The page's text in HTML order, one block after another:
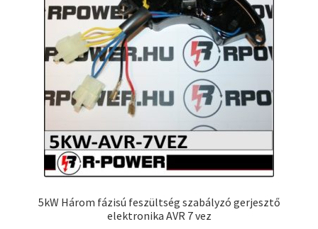
5kW Három fázisú feszültség szabályzó gerjesztő
elektronika AVR 7 vez